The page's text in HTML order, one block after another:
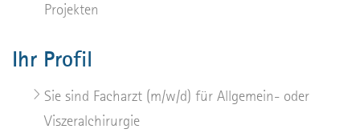
Projekten
Ihr Profil
Sie sind Facharzt (m/w/d) für Allgemein- oder
Viszeralchirurgie